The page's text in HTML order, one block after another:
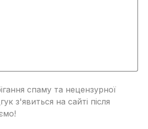
спаму та нецензурної
з'явиться на сайті після